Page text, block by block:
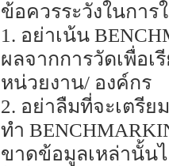
ข้อควรระวังในการ
1. อย่าเน้น
ผลจากการวัดเพื่อ
หน่วยงาน/ องค์กร
2. อย่าลืมที่จะเตรี
ทำ
ขาดข้อมูลเหล่านั้น